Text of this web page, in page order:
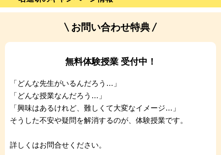
お問い合わせ特典
無料体験授業 受付中！
「どんな先生がいるんだろう…」
「どんな授業なんだろう…」
「興味はあるけれど、難しくて大変なイメージ…」
そうした不安や疑問を解消するのが、体験授業です。
詳しくはお問合せください。